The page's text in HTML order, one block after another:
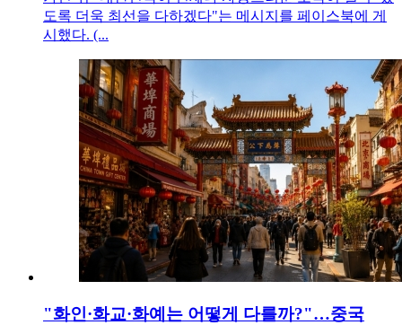
도록 더욱 최선을 다하겠다"는 메시지를 페이스북에 게
시했다. (...
"화인·화교·화예는 어떻게 다를까?"…중국